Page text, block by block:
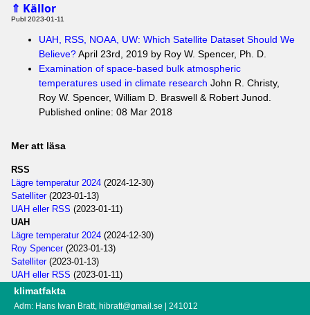
⇑ Källor
Publ 2023-01-11
UAH, RSS, NOAA, UW: Which Satellite Dataset Should We
Believe?April 23rd, 2019 by Roy W. Spencer, Ph. D.
Examination of space-based bulk atmospheric
temperatures used in climate research John R. Christy,
Roy W. Spencer, William D. Braswell & Robert Junod.
Published online: 08 Mar 2018
Mer att läsa
RSS
Lägre temperatur 2024 (2024-12-30)
Satelliter(2023-01-13)
UAH eller RSS (2023-01-11)
UAH
Lägre temperatur 2024 (2024-12-30)
Roy Spencer(2023-01-13)
Satelliter(2023-01-13)
UAH eller RSS (2023-01-11)
klimatfakta
Adm: Hans Iwan Bratt, hibratt@gmail.se | 241012